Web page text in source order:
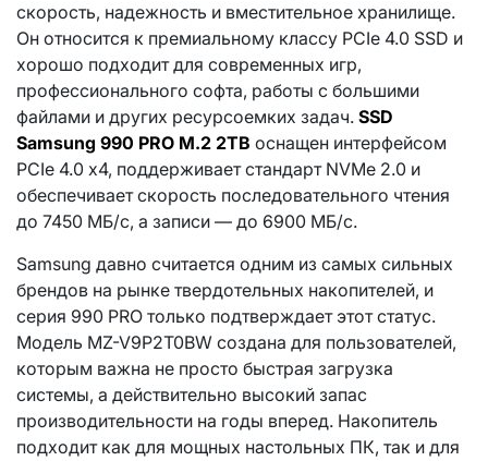
скорость, надежность и вместительное хранилище.
Он относится к премиальному классу PCIe 4.0 SSD и
хорошо подходит для современных игр,
профессионального софта, работы с большими
файлами и других ресурсоемких задач. SSD
Samsung 990 PRO M.2 2TB оснащен интерфейсом
PCIe 4.0 x4, поддерживает стандарт NVMe 2.0 и
обеспечивает скорость последовательного чтения
до 7450 МБ/с, а записи — до 6900 МБ/с.
Samsung давно считается одним из самых сильных
брендов на рынке твердотельных накопителей, и
серия 990 PRO только подтверждает этот статус.
Модель MZ-V9P2T0BW создана для пользователей,
которым важна не просто быстрая загрузка
системы, а действительно высокий запас
производительности на годы вперед. Накопитель
подходит как для мощных настольных ПК, так и для